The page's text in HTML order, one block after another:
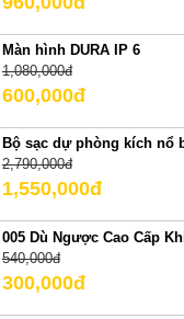
Màn hình DURA IP 6
1,080,000đ
600,000đ
Bộ sạc dự phòng kích nổ
2,790,000đ
1,550,000đ
005 Dù Ngược Cao Cấp
540,000đ
300,000đ